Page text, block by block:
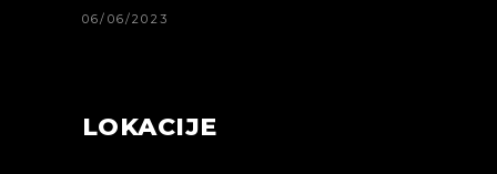
06/06/2023
LOKACIJE